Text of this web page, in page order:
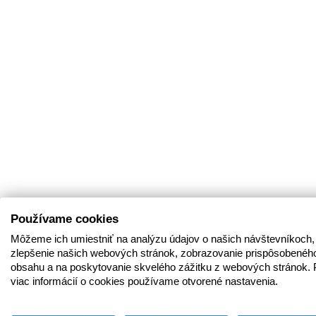
Používame cookies
Môžeme ich umiestniť na analýzu údajov o našich
zlepšenie našich webových stránok, zobrazovanie
obsahu a na poskytovanie skvelého zážitku z webových stránok.
viac informácií o cookies používame otvorené nastavenia.